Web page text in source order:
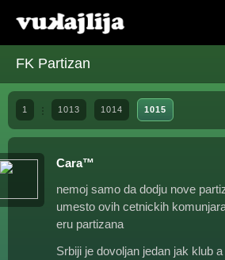
FK Partizan
1 1013 1014 1015
Cara™
nemoj samo da dodju nove
umesto ovih cetnickih
eru partizana
Srbiji je dovoljan jedan jak klub